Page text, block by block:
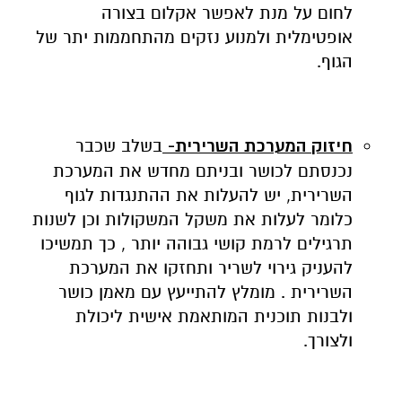
לחום על מנת לאפשר אקלום בצורה
אופטימלית ולמנוע נזקים מהתחממות יתר של
הגוף.
חיזוק המערכת השרירית- בשלב שכבר
נכנסתם לכושר ובניתם מחדש את המערכת
השרירית, יש להעלות את ההתנגדות לגוף
כלומר לעלות את משקל המשקולות וכן לשנות
תרגילים לרמת קושי גבוהה יותר , כך תמשיכו
להעניק גירוי לשריר ותחזקו את המערכת
השרירית . מומלץ להתייעץ עם מאמן כושר
ולבנות תוכנית המותאמת אישית ליכולת
ולצורך.